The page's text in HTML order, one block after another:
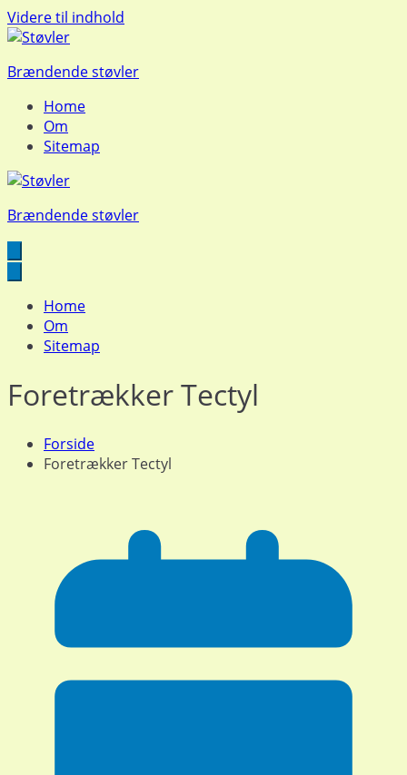
Videre til indhold
Brændende støvler
Home
Om
Sitemap
Brændende støvler
Home
Om
Sitemap
Foretrækker Tectyl
Forside
Foretrækker Tectyl